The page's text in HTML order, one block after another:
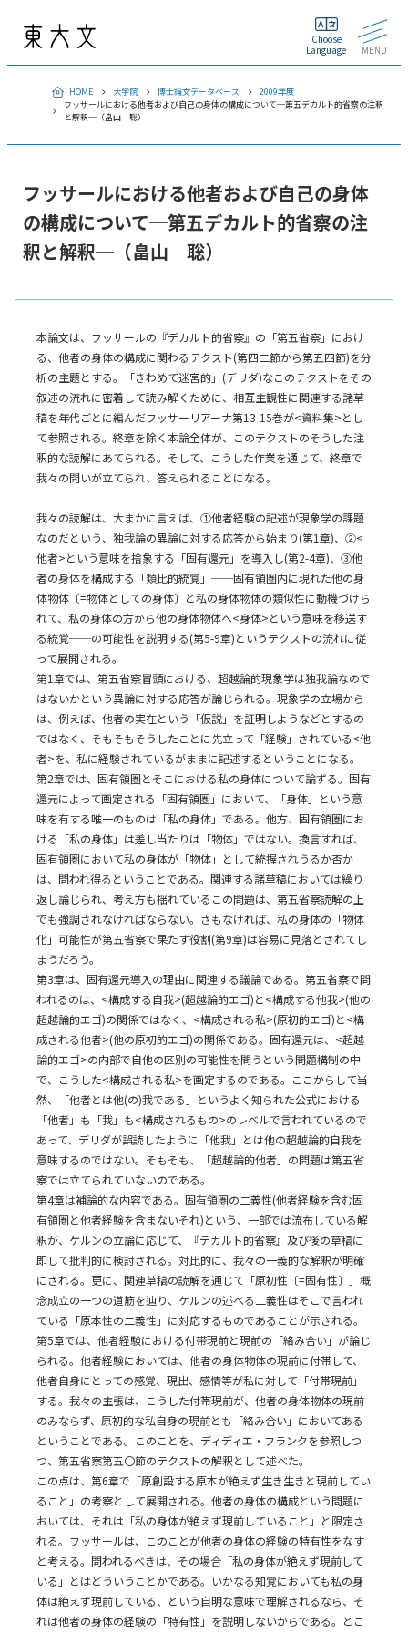
Choose
Language
MENU
HOME 大学院 博士論文データベース
2009年度
フッサールにおける他者および自己の身体の構成について─第五デカルト的省察の注釈
と解釈─（畠山 聡）
フッサールにおける他者および自己の身体
の構成について─第五デカルト的省察の注
釈と解釈─（畠山 聡）
本論文は、フッサールの『デカルト的省察』の「第五省察」におけ
る、他者の身体の構成に関わるテクスト(第四二節から第五四節)を分
析の主題とする。「きわめて迷宮的」(デリダ)なこのテクストをその
叙述の流れに密着して読み解くために、相互主観性に関連する諸草
稿を年代ごとに編んだフッサーリアーナ第13-15巻が<資料集>とし
て参照される。終章を除く本論全体が、このテクストのそうした注
釈的な読解にあてられる。そして、こうした作業を通じて、終章で
我々の問いが立てられ、答えられることになる。
我々の読解は、大まかに言えば、①他者経験の記述が現象学の課題
なのだという、独我論の異論に対する応答から始まり(第1章)、②<
他者>という意味を捨象する「固有還元」を導入し(第2-4章)、③他
者の身体を構成する「類比的統覚」──固有領圏内に現れた他の身
体物体〔=物体としての身体〕と私の身体物体の類似性に動機づけら
れて、私の身体の方から他の身体物体へ<身体>という意味を移送す
る統覚──の可能性を説明する(第5-9章)というテクストの流れに従
って展開される。
第1章では、第五省察冒頭における、超越論的現象学は独我論なので
はないかという異論に対する応答が論じられる。現象学の立場から
は、例えば、他者の実在という「仮説」を証明しようなどとするの
ではなく、そもそもそうしたことに先立って「経験」されている<他
者>を、私に経験されているがままに記述するということになる。
第2章では、固有領圏とそこにおける私の身体について論ずる。固有
還元によって画定される「固有領圏」において、「身体」という意
味を有する唯一のものは「私の身体」である。他方、固有領圏にお
ける「私の身体」は差し当たりは「物体」ではない。換言すれば、
固有領圏において私の身体が「物体」として統握されうるか否か
は、問われ得るということである。関連する諸草稿においては繰り
返し論じられ、考え方も揺れているこの問題は、第五省察読解の上
でも強調されなければならない。さもなければ、私の身体の「物体
化」可能性が第五省察で果たす役割(第9章)は容易に見落とされてし
まうだろう。
第3章は、固有還元導入の理由に関連する議論である。第五省察で問
われるのは、<構成する自我>(超越論的エゴ)と<構成する他我>(他の
超越論的エゴ)の関係ではなく、<構成される私>(原初的エゴ)と<構
成される他者>(他の原初的エゴ)の関係である。固有還元は、<超越
論的エゴ>の内部で自他の区別の可能性を問うという問題構制の中
で、こうした<構成される私>を画定するのである。ここからして当
然、「他者とは他(の)我である」というよく知られた公式における
「他者」も「我」も<構成されるもの>のレベルで言われているので
あって、デリダが誤読したように「他我」とは他の超越論的自我を
意味するのではない。そもそも、「超越論的他者」の問題は第五省
察では立てられていないのである。
第4章は補論的な内容である。固有領圏の二義性(他者経験を含む固
有領圏と他者経験を含まないそれ)という、一部では流布している解
釈が、ケルンの立論に応じて、『デカルト的省察』及び後の草稿に
即して批判的に検討される。対比的に、我々の一義的な解釈が明確
にされる。更に、関連草稿の読解を通じて「原初性〔=固有性〕」概
念成立の一つの道筋を辿り、ケルンの述べる二義性はそこで言われ
ている「原本性の二義性」に対応するものであることが示される。
第5章では、他者経験における付帯現前と現前の「絡み合い」が論じ
られる。他者経験においては、他者の身体物体の現前に付帯して、
他者自身にとっての感覚、現出、感情等が私に対して「付帯現前」
する。我々の主張は、こうした付帯現前が、他者の身体物体の現前
のみならず、原初的な私自身の現前とも「絡み合い」においてある
ということである。このことを、ディディエ・フランクを参照しつ
つ、第五省察第五〇節のテクストの解釈として述べた。
この点は、第6章で「原創設する原本が絶えず生き生きと現前してい
ること」の考察として展開される。他者の身体の構成という問題に
おいては、それは「私の身体が絶えず現前していること」と限定さ
れる。フッサールは、このことが他者の身体の経験の特有性をなす
と考える。問われるべきは、その場合「私の身体が絶えず現前して
いる」とはどういうことかである。いかなる知覚においても私の身
体は絶えず現前している、という自明な意味で理解されるなら、そ
れは他者の身体の経験の「特有性」を説明しないからである。とこ